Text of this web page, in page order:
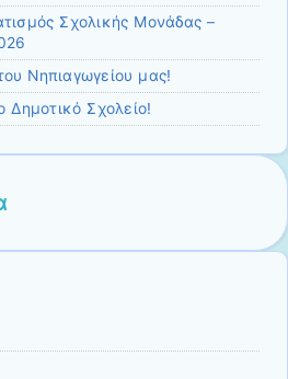
Σχολικής Μονάδας –
Νηπιαγωγείου μας!
Σχολείο!